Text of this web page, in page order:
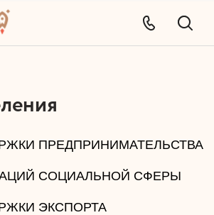
ПРЕДПРИНИМАТЕЛЬСТВА
СОЦИАЛЬНОЙ СФЕРЫ
ЭКСПОРТА